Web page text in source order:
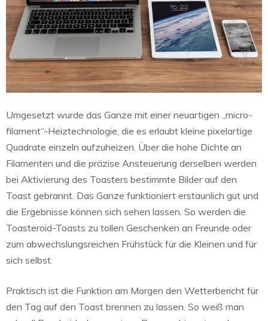
Umgesetzt wurde das Ganze mit einer neuartigen „micro-
filament“-Heiztechnologie, die es erlaubt kleine pixelartige
Quadrate einzeln aufzuheizen. Über die hohe Dichte an
Filamenten und die präzise Ansteuerung derselben werden
bei Aktivierung des Toasters bestimmte Bilder auf den
Toast gebrannt. Das Ganze funktioniert erstaunlich gut und
die Ergebnisse können sich sehen lassen. So werden die
Toasteroid-Toasts zu tollen Geschenken an Freunde oder
zum abwechslungsreichen Frühstück für die Kleinen und für
sich selbst.
Praktisch ist die Funktion am Morgen den Wetterbericht für
den Tag auf den Toast brennen zu lassen. So weiß man